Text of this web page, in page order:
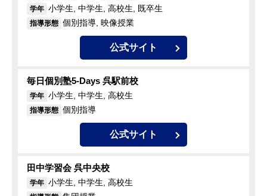
学年 小学生, 中学生, 高校生, 既卒生
指導形態 個別指導, 映像授業
公式サイト
毎日個別塾5-Days 呉駅前校
学年 小学生, 中学生, 高校生
指導形態 個別指導
公式サイト
田中学習会 呉中央校
学年 小学生, 中学生, 高校生